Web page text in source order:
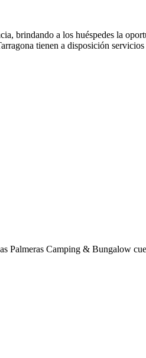
brindando a los huéspedes la
tienen a disposición
Palmeras Camping & Bungalow